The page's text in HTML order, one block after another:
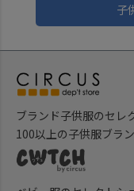
子
ブランド子供服のセレ
100以上の子供服ブラ